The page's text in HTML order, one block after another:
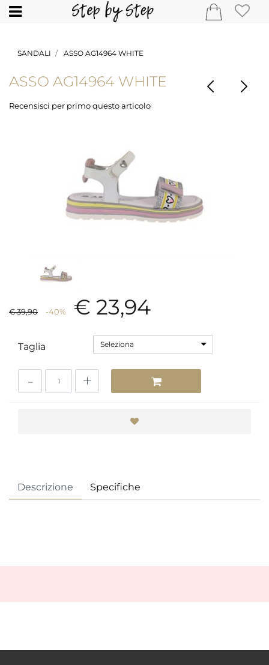
Open
SANDALI ASSO AG14964 WHITE
ASSO AG14964 WHITE
Recensisci per primo questo articolo
€ 39,90 -40% € 23,94
Taglia Seleziona
Descrizione Specifiche